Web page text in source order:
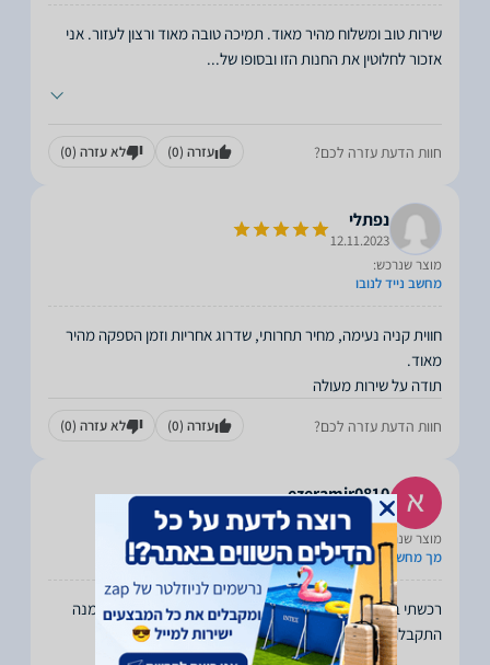
שירות טוב ומשלוח מהיר מאוד. תמיכה טובה מאוד ורצון לעזור. אני
אזכור לחלוטין את החנות הזו ובסופו של...
חוות הדעת עזרה לכם? עזרה (0) לא עזרה (0)
נפתלי
12.11.2023
מוצר שנרכש:
מחשב נייד לנובו
חווית קניה נעימה, מחיר תחרותי, שדרוג אחריות וזמן הספקה מהיר
תודה על שירות מעולה
חוות הדעת עזרה לכם? עזרה (0) לא עזרה (0)
ezeramir0810
12.11.2023
מוצר שנרכש:
מך מחשב DELL
רכשתי באתר שלושה מסכי מחשב. מיד קיבלתי הודעה שההזמנה
התקבלה ותשלח בהקדם. כנראה טעיתי ברישום הכתובת